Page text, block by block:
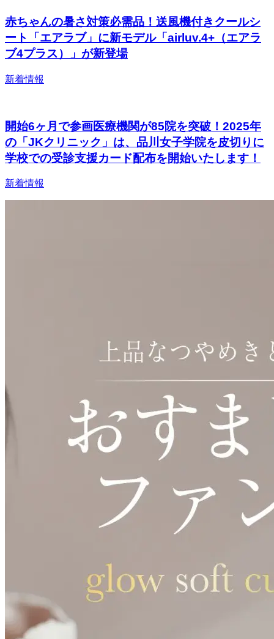
赤ちゃんの暑さ対策必需品！送風機付きクールシ
ート「エアラブ」に新モデル「airluv.4+（エアラ
ブ4プラス）」が新登場
新着情報
開始6ヶ月で参画医療機関が85院を突破！2025年
の「JKクリニック」は、品川女子学院を皮切りに
学校での受診支援カード配布を開始いたします！
新着情報